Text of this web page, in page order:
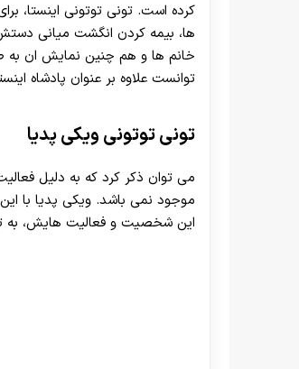
کرده است. تونی توتونی اینستا،
ها، بیمه کردن انگشت میانی
خانم ها و هم چنین نمایش ان به
توانست علاوه بر عنوان پادشاه
تونی توتونی ویکی پدیا
می توان ذکر کرد که به دلیل
موجود نمی باشد. ویکی پدیا با
این شخصیت و فعالیت هایش، به